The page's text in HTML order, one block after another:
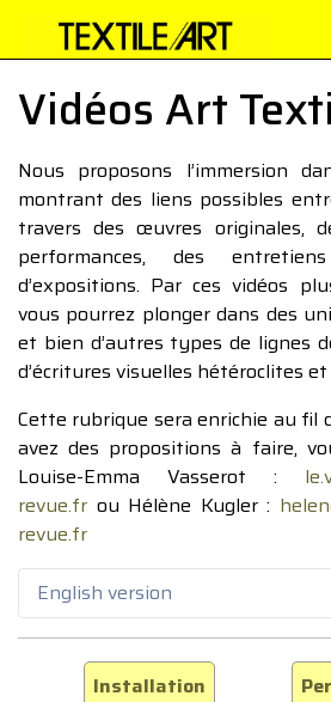
Vidéos Art
Nous proposons l’immersion
montrant des liens possibles
travers des œuvres originales,
performances, des
d’expositions. Par ces vidéos
vous pourrez plonger dans des
et bien d’autres types de lignes
d’écritures visuelles hétéroclites
Cette rubrique sera enrichie au fil
avez des propositions à faire,
Louise-Emma Vasserot :
revue.fr ou Hélène Kugler :
revue.fr
English version
Installation